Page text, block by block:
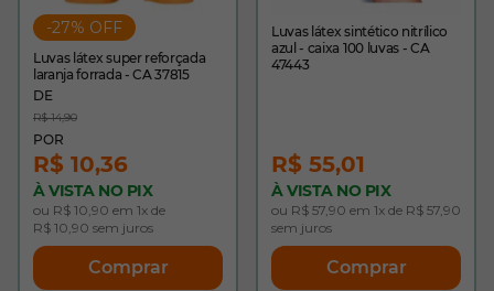
-27% OFF
Luvas látex super reforçada
laranja forrada - CA 37815
R$ 14,90
R$ 10,36
À VISTA NO PIX
ou R$ 10,90 em 1x de
R$ 10,90 sem juros
Comprar
Luvas látex sintético nitrílico
azul - caixa 100 luvas - CA
47443
R$ 55,01
À VISTA NO PIX
ou R$ 57,90 em 1x de R$ 57,90
sem juros
Comprar